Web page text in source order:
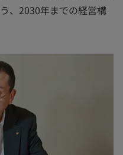
、2030年までの経営構